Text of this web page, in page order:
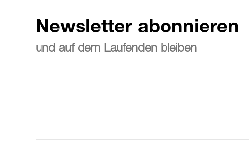
Newsletter abonnieren
und auf dem Laufenden bleiben